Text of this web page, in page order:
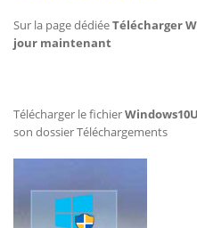
Sur la page dédiéeTélécharger
jour maintenant
Télécharger le fichier
son dossier Téléchargements